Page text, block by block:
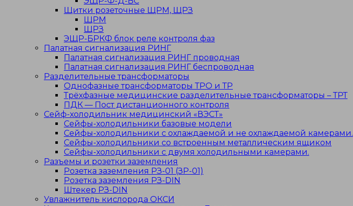
Щитки розеточные ЩРМ, ЩРЗ
ЩРМ
ЩРЗ
ЭЩР-БРКФ блок реле контроля фаз
Палатная сигнализация РИНГ
Палатная сигнализация РИНГ проводная
Палатная сигнализация РИНГ беспроводная
Разделительные трансформаторы
Однофазные трансформаторы ТРО и ТР
Трёхфазные медицинские разделительные трансформаторы – ТРТ
ПДК — Пост дистанционного контроля
Сейф-холодильник медицинский «ВЭСТ»
Сейфы-холодильники базовые модели
Сейфы-холодильники с охлаждаемой и не охлаждаемой камерами.
Сейфы-холодильники со встроенным металлическим ящиком
Сейфы-холодильники с двумя холодильными камерами.
Разъемы и розетки заземления
Розетка заземления РЗ-01 (ЗР-01)
Розетка заземления РЗ-DIN
Штекер РЗ-DIN
Увлажнитель кислорода ОКСИ